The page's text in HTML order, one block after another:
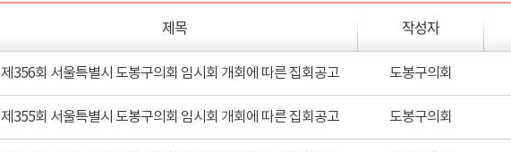
제목 작성자
제356회 서울특별시 도봉구의회 임시회 개회에 따른 집회공고 도봉구의회
제355회 서울특별시 도봉구의회 임시회 개회에 따른 집회공고 도봉구의회